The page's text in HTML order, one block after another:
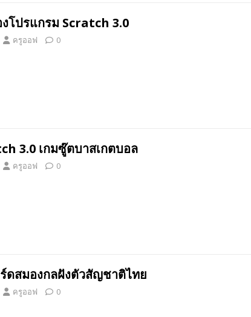
โปรแกรม Scratch 3.0
ครูออฟ 0
3.0 เกมซู๊ตบาสเกตบอล
ครูออฟ 0
สมองกลฝังตัวสัญชาติไทย
ครูออฟ 0